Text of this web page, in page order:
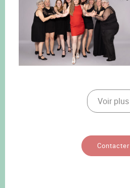
Voir plus
Contacter